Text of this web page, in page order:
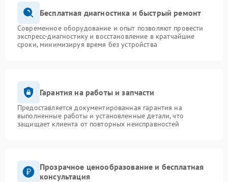
Бесплатная диагностика и быстрый ремонт
Современное оборудование и опыт позволяют провести
экспресс-диагностику и восстановление в кратчайшие
сроки, минимизируя время без устройства
Гарантия на работы и запчасти
Предоставляется документированная гарантия на
выполненные работы и установленные детали, что
защищает клиента от повторных неисправностей
Прозрачное ценообразование и бесплатная
консультация